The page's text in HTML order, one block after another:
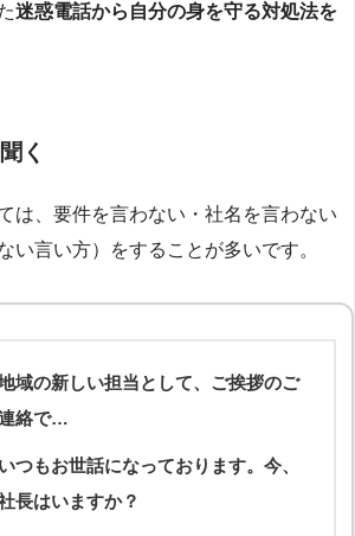
迷惑電話から自分の身を守る対処法を
く
は、要件を言わない・社名を言わない
い言い方）をすることが多いです。
域の新しい担当として、ご挨拶のご
絡で…
いつもお世話になっております。今、
長はいますか？